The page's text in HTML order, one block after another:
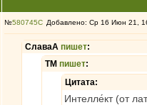
№580745 Добавлено: Ср 16 Июн 21,
СлаваА пишет:
ТМ пишет:
Цитата:
Интелле́кт (от